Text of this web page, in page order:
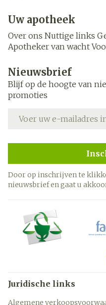
Uw apotheek
Over ons Nuttige links
Apotheker van wacht
Nieuwsbrief
Blijf op de hoogte van
promoties
Door op inschrijven te
nieuwsbrief en gaat u
Juridische links
Algemene